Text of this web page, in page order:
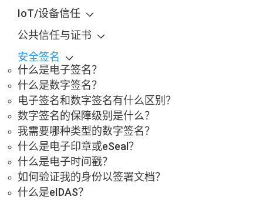
IoT/设备信任
公共信任与证书
安全签名
什么是电子签名？
什么是数字签名？
电子签名和数字签名有什么区别？
数字签名的保障级别是什么？
我需要哪种类型的数字签名？
什么是电子印章或eSeal？
什么是电子时间戳？
如何验证我的身份以签署文档？
什么是eIDAS？